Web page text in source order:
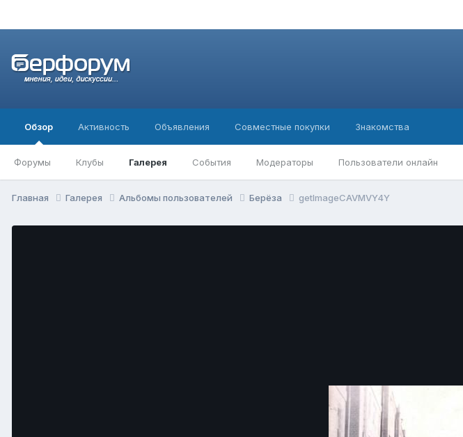
Обзор
Форумы Клубы Галерея События Модераторы Пользователи онлайн
Активность Объявления Совместные покупки Знакомства
Главная Галерея Альбомы пользователей Берёза getImageCAVMVY4Y